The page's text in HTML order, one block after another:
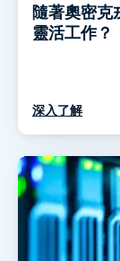
隨著奧密克
靈活工作？
深入了解